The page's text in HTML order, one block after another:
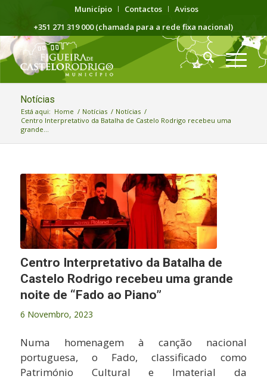
Município Contactos
Avisos
+351 271 319 000 (chamada para a rede fixa nacional)
Notícias
Está aqui: Home / Notícias / Notícias /
Centro Interpretativo da Batalha de Castelo Rodrigo recebeu uma
grande...
Centro Interpretativo da Batalha de
Castelo Rodrigo recebeu uma grande
noite de “Fado ao Piano”
6 Novembro, 2023
Numa homenagem à canção nacional
portuguesa, o Fado, classificado como
Património Cultural e Imaterial da